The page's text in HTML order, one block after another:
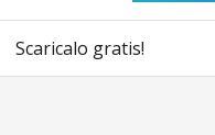
Scaricalo gratis!